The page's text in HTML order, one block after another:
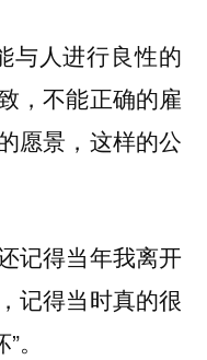
与人进行良性的
，不能正确的雇
愿景，这样的公
记得当年我离开
记得当时真的很
。